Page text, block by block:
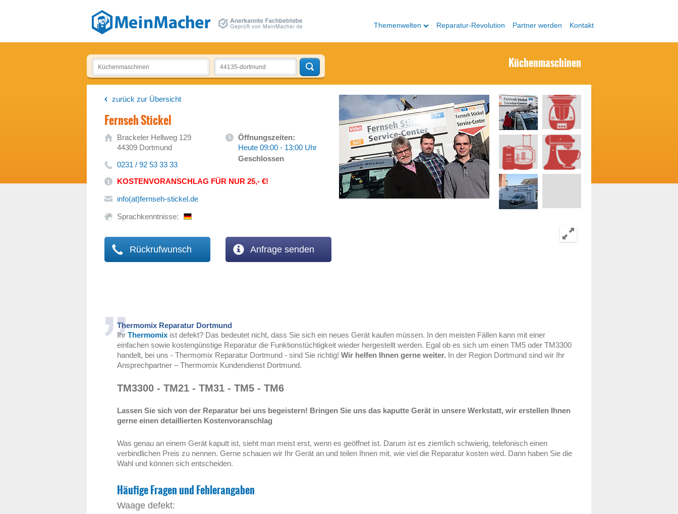
Themenwelten Reparatur-Revolution Partner werden Kontakt
Küchenmaschinen
zurück zur Übersicht
Fernseh Stickel
Brackeler Hellweg 129
44309 Dortmund
0231 / 92 53 33 33
Öffnungszeiten:
Heute 09:00 - 13:00 Uhr
Geschlossen
KOSTENVORANSCHLAG FÜR NUR 25,- €!
info(at)fernseh-stickel.de
Sprachkenntnisse:
Rückrufwunsch Anfrage senden
Thermomix Reparatur Dortmund
Ihr Thermomix ist defekt? Das bedeutet nicht, dass Sie sich ein neues Gerät kaufen müssen. In den meisten Fällen kann mit einer
einfachen sowie kostengünstige Reparatur die Funktionstüchtigkeit wieder hergestellt werden. Egal ob es sich um einen TM5 oder TM3300
handelt, bei uns - Thermomix Reparatur Dortmund - sind Sie richtig! Wir helfen Ihnen gerne weiter. In der Region Dortmund sind wir Ihr
Ansprechpartner – Thermomix Kundendienst Dortmund.
TM3300 - TM21 - TM31 - TM5 - TM6
Lassen Sie sich von der Reparatur bei uns begeistern! Bringen Sie uns das kaputte Gerät in unsere Werkstatt, wir erstellen Ihnen
gerne einen detaillierten Kostenvoranschlag
Was genau an einem Gerät kaputt ist, sieht man meist erst, wenn es geöffnet ist. Darum ist es ziemlich schwierig, telefonisch einen
verbindlichen Preis zu nennen. Gerne schauen wir Ihr Gerät an und teilen Ihnen mit, wie viel die Reparatur kosten wird. Dann haben Sie die
Wahl und können sich entscheiden.
Häufige Fragen und Fehlerangaben
Waage defekt: